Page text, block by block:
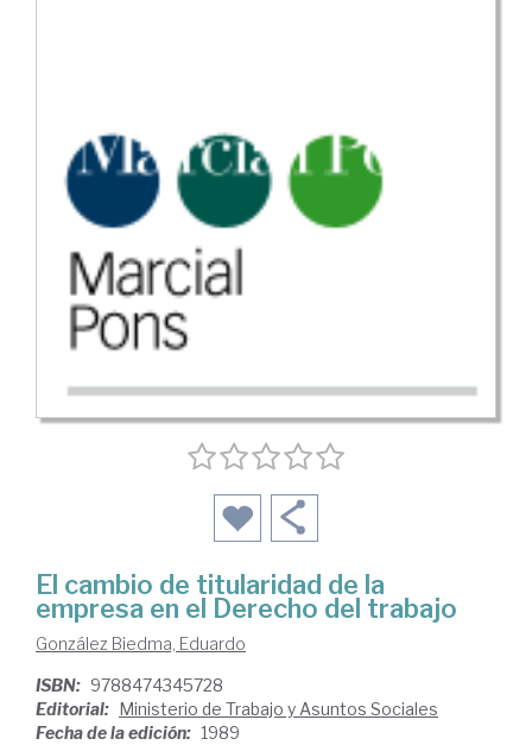
El cambio de titularidad de la
empresa en el Derecho del trabajo
González Biedma, Eduardo
ISBN: 9788474345728
Editorial: Ministerio de Trabajo y Asuntos Sociales
Fecha de la edición: 1989